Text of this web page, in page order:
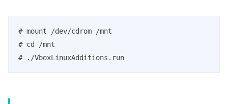
# mount /dev/cdrom /mnt
# cd /mnt
# ./VboxLinuxAdditions.run